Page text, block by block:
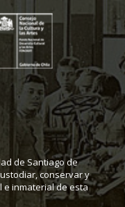
de Santiago de
conservar y
e inmaterial de esta